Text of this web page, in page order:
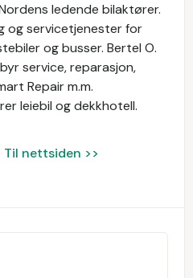
ledende bilaktører.
og servicetjenester for
og busser. Bertel O.
service, reparasjon,
Repair m.m.
leiebil og dekkhotell.
Til nettsiden >>